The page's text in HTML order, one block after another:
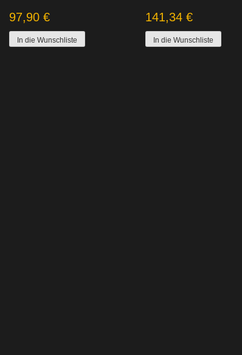
97,90 €
In die Wunschliste
141,34 €
In die Wunschliste